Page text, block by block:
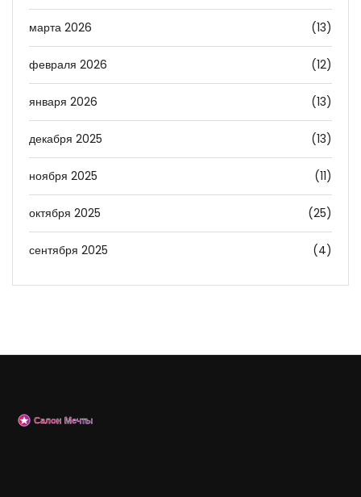
марта 2026 (13)
февраля 2026 (12)
января 2026 (13)
декабря 2025 (13)
ноября 2025 (11)
октября 2025 (25)
сентября 2025 (4)